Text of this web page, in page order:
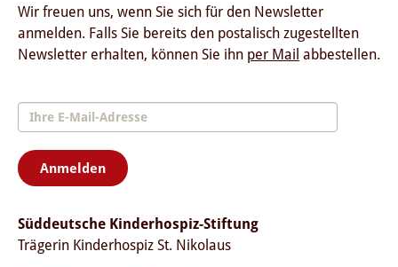
Wir freuen uns, wenn Sie sich für den Newsletter
anmelden. Falls Sie bereits den postalisch zugestellten
Newsletter erhalten, können Sie ihn per Mail abbestellen.
Anmelden
Süddeutsche Kinderhospiz-Stiftung
Trägerin Kinderhospiz St. Nikolaus